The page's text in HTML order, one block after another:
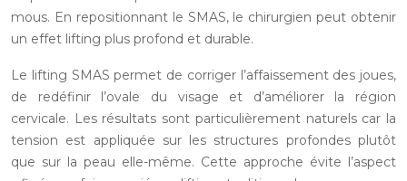
mous. En repositionnant le SMAS, le chirurgien peut obtenir
un effet lifting plus profond et durable.
Le lifting SMAS permet de corriger l’affaissement des joues,
de redéfinir l’ovale du visage et d’améliorer la région
cervicale. Les résultats sont particulièrement naturels car la
tension est appliquée sur les structures profondes plutôt
que sur la peau elle-même. Cette approche évite l’aspect